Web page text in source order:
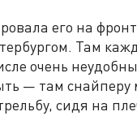
его на
Там
очень
— там снайперу
сидя на